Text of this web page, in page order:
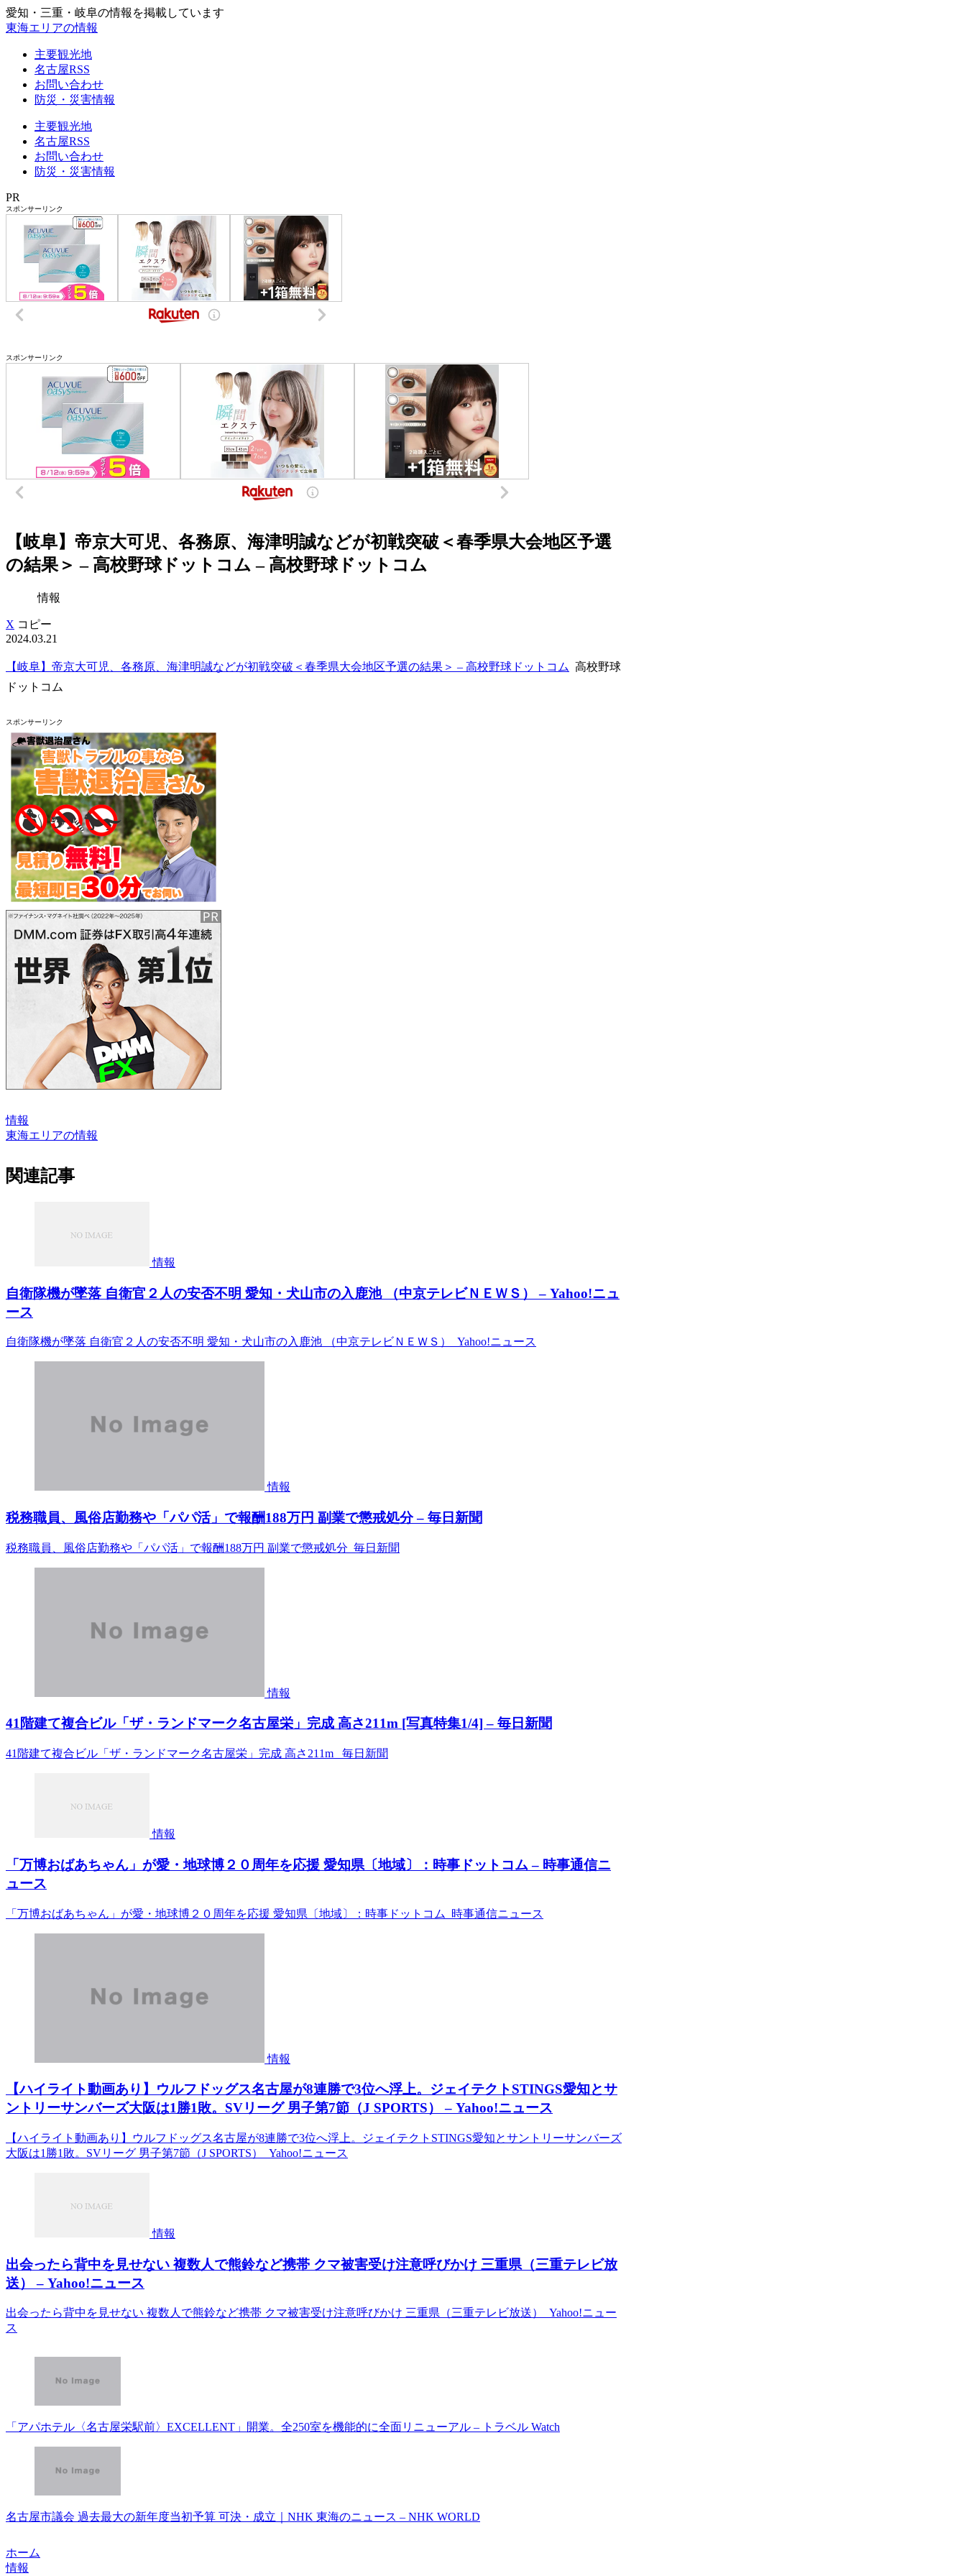
愛知・三重・岐阜の情報を掲載しています
東海エリアの情報
主要観光地
名古屋RSS
お問い合わせ
防災・災害情報
主要観光地
名古屋RSS
お問い合わせ
防災・災害情報
PR
スポンサーリンク
スポンサーリンク
【岐阜】帝京大可児、各務原、海津明誠などが初戦突破＜春季県大会地区予選
の結果＞ – 高校野球ドットコム – 高校野球ドットコム
情報
X コピー
2024.03.21
【岐阜】帝京大可児、各務原、海津明誠などが初戦突破＜春季県大会地区予選の結果＞ – 高校野球ドットコム 高校野球
ドットコム
スポンサーリンク
情報
東海エリアの情報
関連記事
情報
自衛隊機が墜落 自衛官２人の安否不明 愛知・犬山市の入鹿池 （中京テレビＮＥＷＳ） – Yahoo!ニュ
ース
自衛隊機が墜落 自衛官２人の安否不明 愛知・犬山市の入鹿池 （中京テレビＮＥＷＳ） Yahoo!ニュース
情報
税務職員、風俗店勤務や「パパ活」で報酬188万円 副業で懲戒処分 – 毎日新聞
税務職員、風俗店勤務や「パパ活」で報酬188万円 副業で懲戒処分 毎日新聞
情報
41階建て複合ビル「ザ・ランドマーク名古屋栄」完成 高さ211m [写真特集1/4] – 毎日新聞
41階建て複合ビル「ザ・ランドマーク名古屋栄」完成 高さ211m 毎日新聞
情報
「万博おばあちゃん」が愛・地球博２０周年を応援 愛知県〔地域〕：時事ドットコム – 時事通信ニ
ュース
「万博おばあちゃん」が愛・地球博２０周年を応援 愛知県〔地域〕：時事ドットコム 時事通信ニュース
情報
【ハイライト動画あり】ウルフドッグス名古屋が8連勝で3位へ浮上。ジェイテクトSTINGS愛知とサ
ントリーサンバーズ大阪は1勝1敗。SVリーグ 男子第7節（J SPORTS） – Yahoo!ニュース
【ハイライト動画あり】ウルフドッグス名古屋が8連勝で3位へ浮上。ジェイテクトSTINGS愛知とサントリーサンバーズ
大阪は1勝1敗。SVリーグ 男子第7節（J SPORTS） Yahoo!ニュース
情報
出会ったら背中を見せない 複数人で熊鈴など携帯 クマ被害受け注意呼びかけ 三重県（三重テレビ放
送） – Yahoo!ニュース
出会ったら背中を見せない 複数人で熊鈴など携帯 クマ被害受け注意呼びかけ 三重県（三重テレビ放送） Yahoo!ニュー
ス
「アパホテル〈名古屋栄駅前〉EXCELLENT」開業。全250室を機能的に全面リニューアル – トラベル Watch
名古屋市議会 過去最大の新年度当初予算 可決・成立｜NHK 東海のニュース – NHK WORLD
ホーム
情報